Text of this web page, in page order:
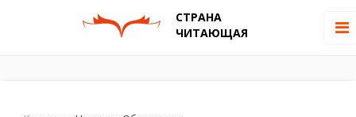
СТРАНА
ЧИТАЮЩАЯ